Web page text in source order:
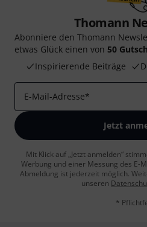
Thomann
Abonniere den Thomann
etwas Glück einen von 50
Inspirierende Beiträge
E-Mail-Adresse*
Jetzt
Mit Klick auf „Jetzt anmelden“
Werbung und einer Messung des E-
Abmeldung ist jederzeit möglich.
unseren
*